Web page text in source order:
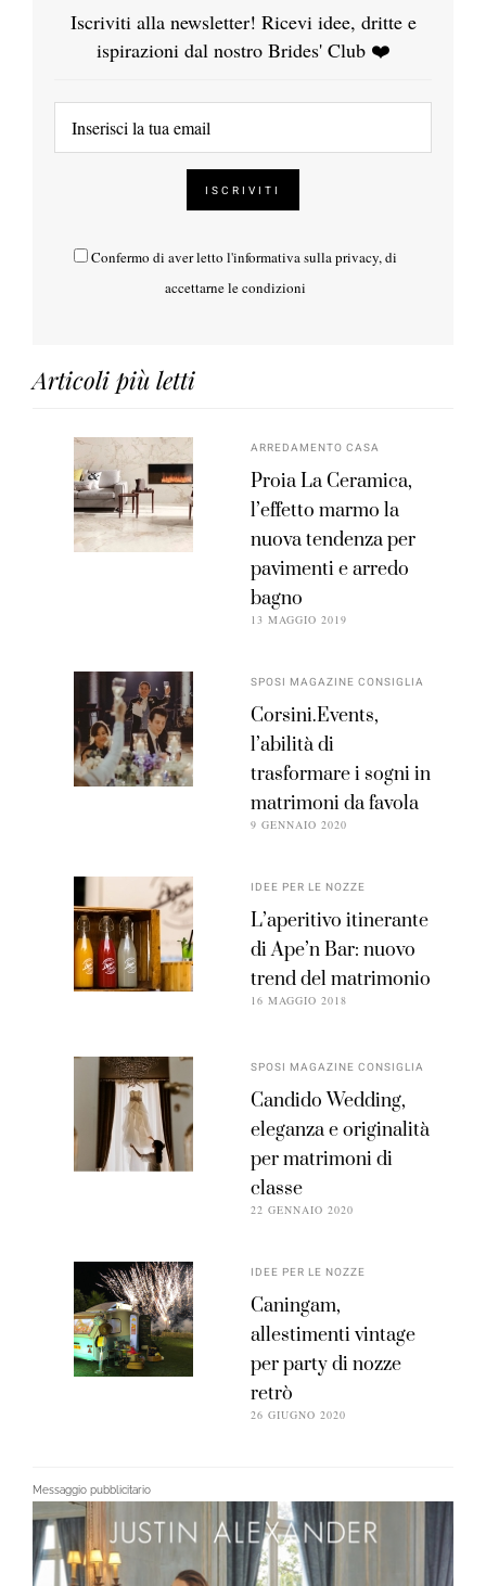
Iscriviti alla newsletter! Ricevi idee, dritte e
ispirazioni dal nostro Brides' Club ❤️
Confermo di aver letto l'informativa sulla privacy, di
accettarne le condizioni
Articoli più letti
ARREDAMENTO CASA
Proia La Ceramica,
l’effetto marmo la
nuova tendenza per
pavimenti e arredo
bagno
13 MAGGIO 2019
SPOSI MAGAZINE CONSIGLIA
Corsini.Events,
l’abilità di
trasformare i sogni in
matrimoni da favola
9 GENNAIO 2020
IDEE PER LE NOZZE
L’aperitivo itinerante
di Ape’n Bar: nuovo
trend del matrimonio
16 MAGGIO 2018
SPOSI MAGAZINE CONSIGLIA
Candido Wedding,
eleganza e originalità
per matrimoni di
classe
22 GENNAIO 2020
IDEE PER LE NOZZE
Caningam,
allestimenti vintage
per party di nozze
retrò
26 GIUGNO 2020
Messaggio pubblicitario